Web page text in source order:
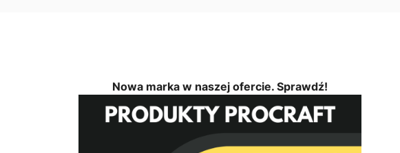
Nowa marka w naszej ofercie. Sprawdź!